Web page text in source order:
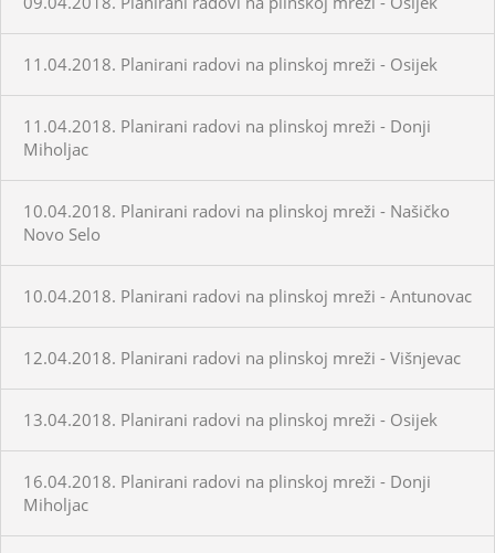
11.04.2018. Planirani radovi na plinskoj mreži - Osijek
11.04.2018. Planirani radovi na plinskoj mreži - Donji
Miholjac
10.04.2018. Planirani radovi na plinskoj mreži - Našičko
Novo Selo
10.04.2018. Planirani radovi na plinskoj mreži - Antunovac
12.04.2018. Planirani radovi na plinskoj mreži - Višnjevac
13.04.2018. Planirani radovi na plinskoj mreži - Osijek
16.04.2018. Planirani radovi na plinskoj mreži - Donji
Miholjac